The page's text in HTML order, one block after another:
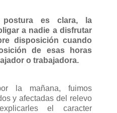
es clara, la
a nadie a disfrutar
disposición cuando
de esas horas
o trabajadora.
la mañana, fuimos
y afectadas del relevo
el caracter